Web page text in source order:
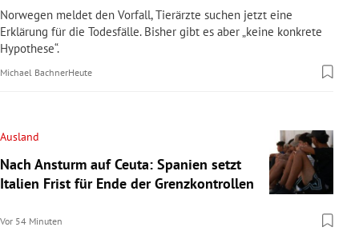
Norwegen meldet den Vorfall, Tierärzte suchen jetzt eine
Erklärung für die Todesfälle. Bisher gibt es aber „keine konkrete
Hypothese“.
Michael BachnerHeute
Ausland
Nach Ansturm auf Ceuta: Spanien setzt
Italien Frist für Ende der Grenzkontrollen
Vor 54 Minuten